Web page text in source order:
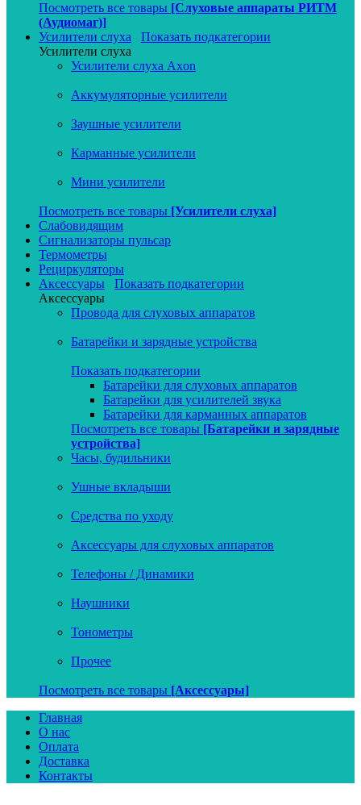
Посмотреть все товары [Слуховые аппараты РИТМ
(Аудиомаг)]
Усилители слуха
Показать подкатегории
Усилители слуха
Усилители слуха Axon
Аккумуляторные усилители
Заушные усилители
Карманные усилители
Мини усилители
Посмотреть все товары [Усилители слуха]
Слабовидящим
Сигнализаторы пульсар
Термометры
Рециркуляторы
Аксессуары
Показать подкатегории
Аксессуары
Провода для слуховых аппаратов
Батарейки и зарядные устройства
Показать подкатегории
Батарейки для слуховых аппаратов
Батарейки для усилителей звука
Батарейки для карманных аппаратов
Посмотреть все товары [Батарейки и зарядные
устройства]
Часы, будильники
Ушные вкладыши
Средства по уходу
Аксессуары для слуховых аппаратов
Телефоны / Динамики
Наушники
Тонометры
Прочее
Посмотреть все товары [Аксессуары]
Главная
О нас
Оплата
Доставка
Контакты